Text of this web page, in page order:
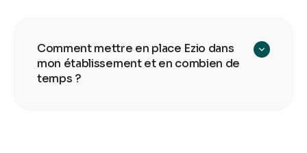
Comment mettre en place Ezio dans
mon établissement et en combien de
temps ?